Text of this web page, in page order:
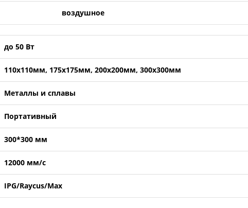
воздушное
до 50 Вт
110х110мм, 175х175мм, 200х200мм, 300х300мм
Металлы и сплавы
Портативный
300*300 мм
12000 мм/с
IPG/Raycus/Max